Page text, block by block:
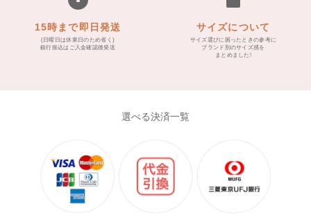
15時まで即日発送
(日曜日は休業日のため省く)
銀行振込はご入金確認後発送
サイズについて
サイズ選びに困ったときの参考に
ブランド別のサイズ感を
まとめました!
選べる決済一覧